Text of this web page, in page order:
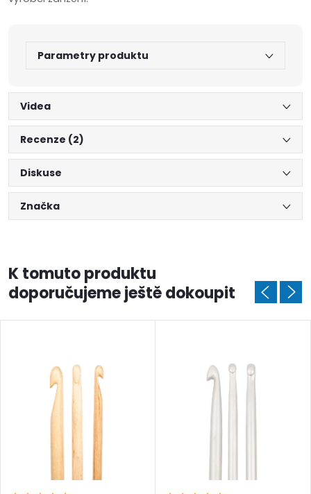
Parametry produktu
Videa
Recenze (2)
Diskuse
Značka
K tomuto produktu
doporučujeme ještě dokoupit